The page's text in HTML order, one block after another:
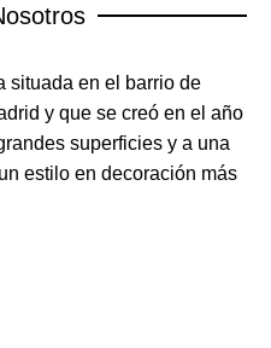
situada en el barrio de
y que se creó en el año
superficies y a una
estilo en decoración más